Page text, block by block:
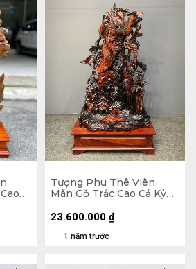
Tượng Phu Thê Viên
Mãn Gỗ Trắc Cao Cả Kỷ
- Kỷ Cao 20 (cm)
1 năm trước
23.600.000 ₫